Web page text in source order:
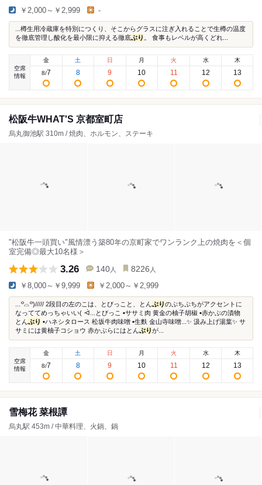
￥2,000～￥2,999 -
...樽生用冷蔵庫を特別につくり、そこからグラスに注ぎ入れることで生樽の温度
を徹底管理し酸化を最小限に抑える徹底ぶり 。 食事もレベルが高くどれ...
空席
情報
金
8/7
土
8
日
9
月
10
火
11
水
12
木
13
松阪牛WHAT'S 京都室町店
烏丸御池駅 310m / 焼肉、ホルモン、ステーキ
"松阪牛一頭買い"風情漂う築80年の京町家でワンランク上の焼肉を＜個
室完備◎最大10名様＞
3.26 140 人 8226 人
￥8,000～￥9,999 ￥2,000～￥2,999
...꒪⌓꒪)///// 2段目の左のこは、とびっこと、とんぶりのぷちぷちがアクセントに
なっててめっちゃいい( ᐙ...とびっこ ▪️ササミ肉 黄金の柚子胡椒 ▪️赤かぶの漬物
とんぶり ▪️ハネシタロース 松坂牛肉味噌 ▪️生麩 金山寺味噌...✨ 汲み上げ湯葉✨ サ
サミには黄柚子コショウ 赤かぶらにはとんぶりが...
空席
情報
金
8/7
土
8
日
9
月
10
火
11
水
12
木
13
雪梅花 菜根譚
烏丸駅 453m / 中華料理、火鍋、鍋